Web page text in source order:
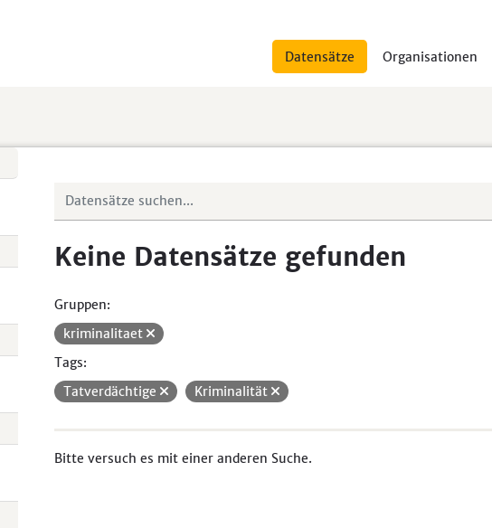
Datensätze Organisationen
Keine Datensätze gefunden
Gruppen:
kriminalitaet
Tags:
Tatverdächtige
Kriminalität
Bitte versuch es mit einer anderen Suche.